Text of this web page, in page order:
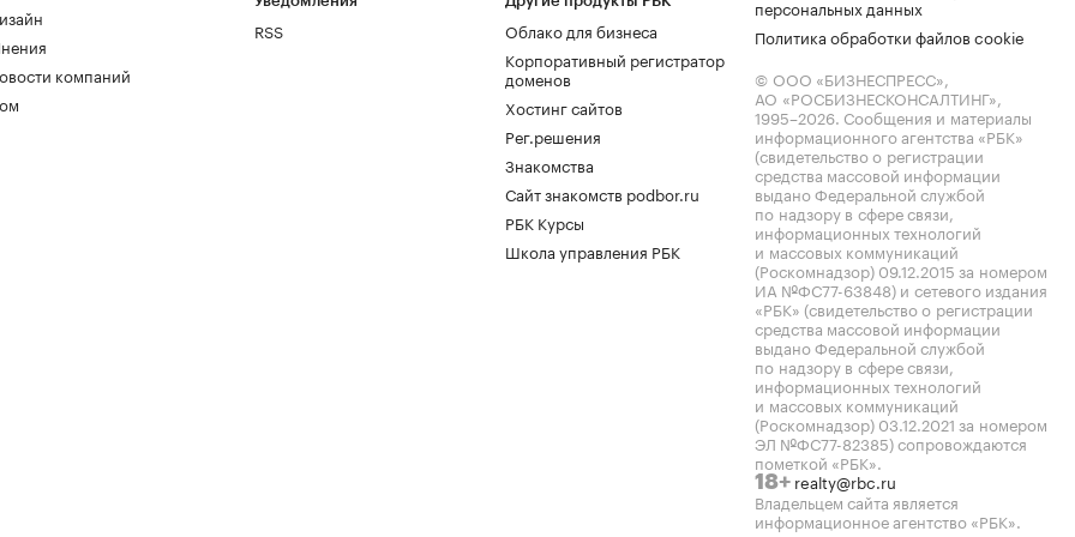
компаний
RSS
Облако для бизнеса
Корпоративный регистратор
доменов
Хостинг сайтов
Рег.решения
Знакомства
Сайт знакомств podbor.ru
РБК Курсы
Школа управления РБК
персональных данных
Политика обработки файлов cookie
© ООО «БИЗНЕСПРЕСС»,
АО «РОСБИЗНЕСКОНСАЛТИНГ»,
1995–2026. Сообщения и материалы
информационного агентства «РБК»
(свидетельство о регистрации
средства массовой информации
выдано Федеральной службой
по надзору в сфере связи,
информационных технологий
и массовых коммуникаций
(Роскомнадзор) 09.12.2015 за номером
ИА №ФС77-63848) и сетевого издания
«РБК» (свидетельство о регистрации
средства массовой информации
выдано Федеральной службой
по надзору в сфере связи,
информационных технологий
и массовых коммуникаций
(Роскомнадзор) 03.12.2021 за номером
ЭЛ №ФС77-82385) сопровождаются
пометкой «РБК».
18+ realty@rbc.ru
Владельцем сайта является
информационное агентство «РБК».